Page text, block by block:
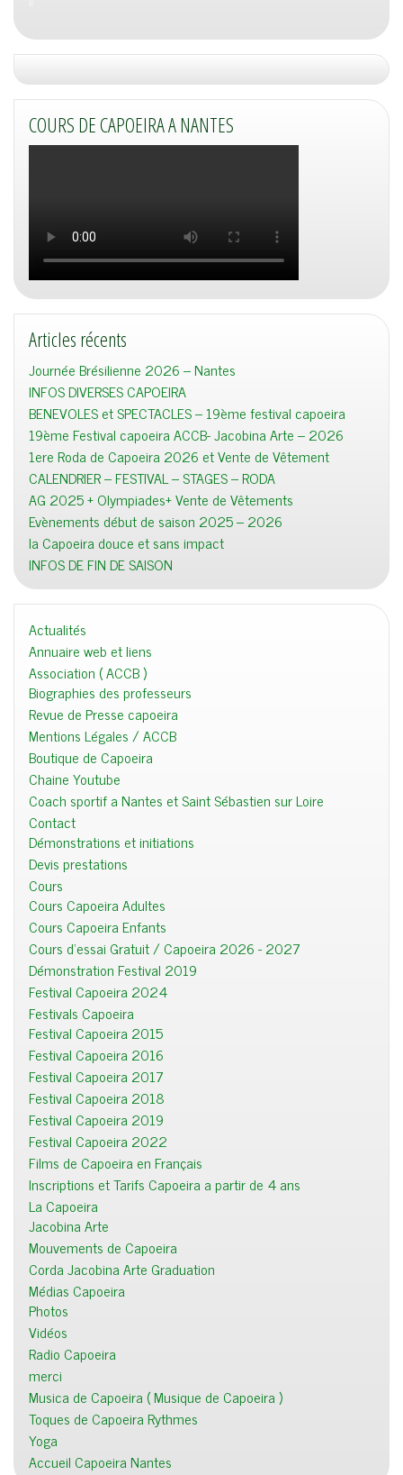
COURS DE CAPOEIRA A NANTES
Articles récents
Journée Brésilienne 2026 – Nantes
INFOS DIVERSES CAPOEIRA
BENEVOLES et SPECTACLES – 19ème festival capoeira
19ème Festival capoeira ACCB- Jacobina Arte – 2026
1ere Roda de Capoeira 2026 et Vente de Vêtement
CALENDRIER – FESTIVAL – STAGES – RODA
AG 2025 + Olympiades+ Vente de Vêtements
Evènements début de saison 2025 – 2026
la Capoeira douce et sans impact
INFOS DE FIN DE SAISON
Actualités
Annuaire web et liens
Association ( ACCB )
Biographies des professeurs
Revue de Presse capoeira
Mentions Légales / ACCB
Boutique de Capoeira
Chaine Youtube
Coach sportif a Nantes et Saint Sébastien sur Loire
Contact
Démonstrations et initiations
Devis prestations
Cours
Cours Capoeira Adultes
Cours Capoeira Enfants
Cours d'essai Gratuit / Capoeira 2026 - 2027
Démonstration Festival 2019
Festival Capoeira 2024
Festivals Capoeira
Festival Capoeira 2015
Festival Capoeira 2016
Festival Capoeira 2017
Festival Capoeira 2018
Festival Capoeira 2019
Festival Capoeira 2022
Films de Capoeira en Français
Inscriptions et Tarifs Capoeira a partir de 4 ans
La Capoeira
Jacobina Arte
Mouvements de Capoeira
Corda Jacobina Arte Graduation
Médias Capoeira
Photos
Vidéos
Radio Capoeira
merci
Musica de Capoeira ( Musique de Capoeira )
Toques de Capoeira Rythmes
Yoga
Accueil Capoeira Nantes